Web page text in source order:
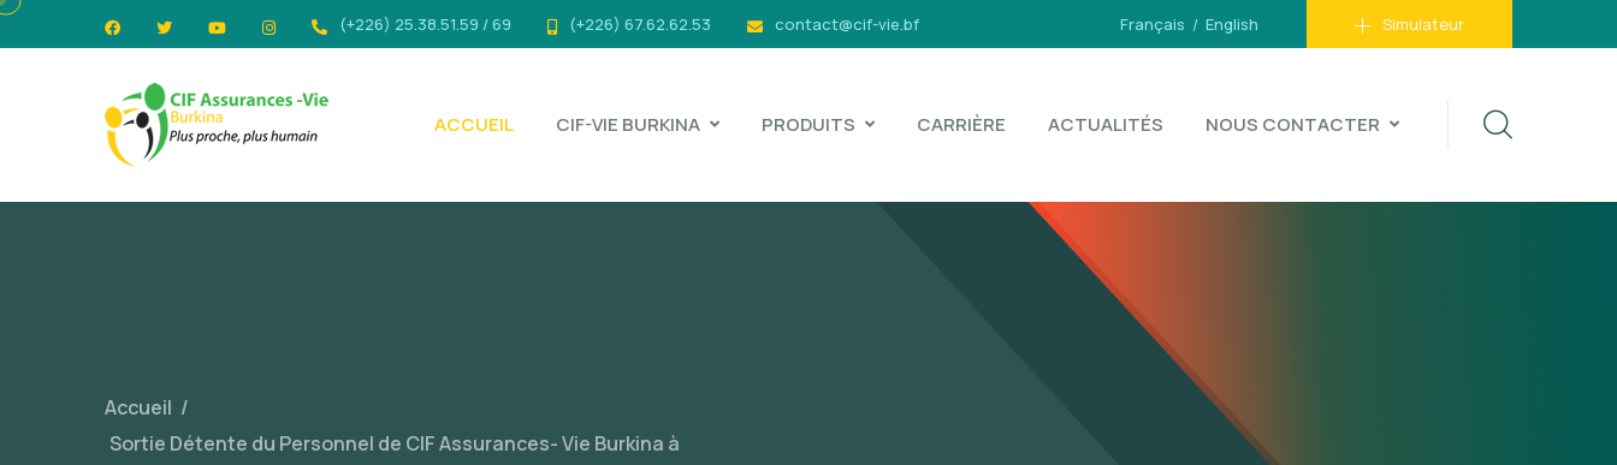
(+226) 25.38.51.59 / 69 (+226) 67.62.62.53 contact@cif-vie.bf Français English Simulateur
ACCUEIL CIF-VIE BURKINA PRODUITS CARRIÈRE ACTUALITÉS NOUS CONTACTER
Accueil /
Sortie Détente du Personnel de CIF Assurances- Vie Burkina à